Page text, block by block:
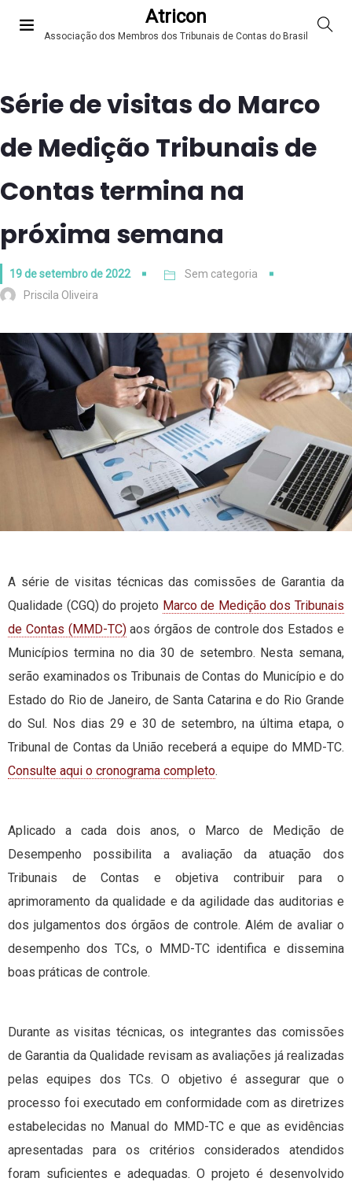
Atricon
Associação dos Membros dos Tribunais de Contas do Brasil
Série de visitas do Marco
de Medição Tribunais de
Contas termina na
próxima semana
19 de setembro de 2022
Sem categoria
Priscila Oliveira
A série de visitas técnicas das comissões de Garantia da
Qualidade (CGQ) do projeto Marco de Medição dos Tribunais
de Contas (MMD-TC)aos órgãos de controle dos Estados e
Municípios termina no dia 30 de setembro. Nesta semana,
serão examinados os Tribunais de Contas do Município e do
Estado do Rio de Janeiro, de Santa Catarina e do Rio Grande
do Sul. Nos dias 29 e 30 de setembro, na última etapa, o
Tribunal de Contas da União receberá a equipe do MMD-TC.
Consulte aqui o cronograma completo.
Aplicado a cada dois anos, o Marco de Medição de
Desempenho possibilita a avaliação da atuação dos
Tribunais de Contas e objetiva contribuir para o
aprimoramento da qualidade e da agilidade das auditorias e
dos julgamentos dos órgãos de controle. Além de avaliar o
desempenho dos TCs, o MMD-TC identifica e dissemina
boas práticas de controle.
Durante as visitas técnicas, os integrantes das comissões
de Garantia da Qualidade revisam as avaliações já realizadas
pelas equipes dos TCs. O objetivo é assegurar que o
processo foi executado em conformidade com as diretrizes
estabelecidas no Manual do MMD-TC e que as evidências
apresentadas para os critérios considerados atendidos
foram suficientes e adequadas. O projeto é desenvolvido